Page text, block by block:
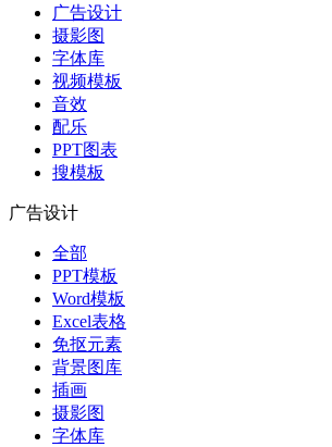
广告设计
摄影图
字体库
视频模板
音效
配乐
PPT图表
搜模板
广告设计
全部
PPT模板
Word模板
Excel表格
免抠元素
背景图库
插画
摄影图
字体库